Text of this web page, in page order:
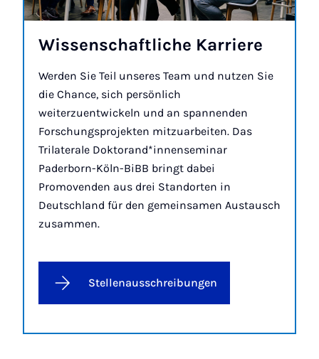
Wis­sen­schaft­li­che Kar­rie­re
Werden Sie Teil unseres Team und nutzen Sie
die Chance, sich persönlich
weiterzuentwickeln und an spannenden
Forschungsprojekten mitzuarbeiten. Das
Trilaterale Doktorand*innenseminar
Paderborn-Köln-BiBB bringt dabei
Promovenden aus drei Standorten in
Deutschland für den gemeinsamen Austausch
zusammen.
Stellenausschreibungen